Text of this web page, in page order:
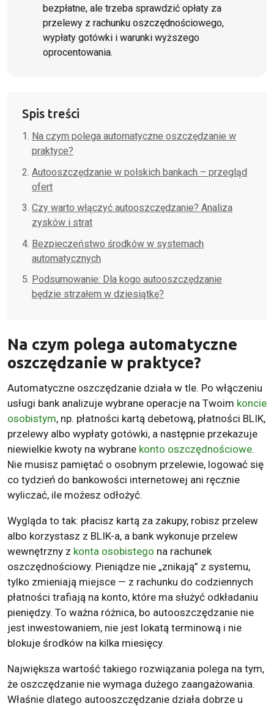
bezpłatne, ale trzeba sprawdzić opłaty za
przelewy z rachunku oszczędnościowego,
wypłaty gotówki i warunki wyższego
oprocentowania.
Spis treści
Na czym polega automatyczne oszczędzanie w
praktyce?
Autooszczędzanie w polskich bankach – przegląd
ofert
Czy warto włączyć autooszczędzanie? Analiza
zysków i strat
Bezpieczeństwo środków w systemach
automatycznych
Podsumowanie: Dla kogo autooszczędzanie
będzie strzałem w dziesiątkę?
Na czym polega automatyczne
oszczędzanie w praktyce?
Automatyczne oszczędzanie działa w tle. Po włączeniu
usługi bank analizuje wybrane operacje na Twoim koncie
osobistym, np. płatności kartą debetową, płatności BLIK,
przelewy albo wypłaty gotówki, a następnie przekazuje
niewielkie kwoty na wybrane konto oszczędnościowe.
Nie musisz pamiętać o osobnym przelewie, logować się
co tydzień do bankowości internetowej ani ręcznie
wyliczać, ile możesz odłożyć.
Wygląda to tak: płacisz kartą za zakupy, robisz przelew
albo korzystasz z BLIK-a, a bank wykonuje przelew
wewnętrzny z konta osobistego na rachunek
oszczędnościowy. Pieniądze nie „znikają” z systemu,
tylko zmieniają miejsce — z rachunku do codziennych
płatności trafiają na konto, które ma służyć odkładaniu
pieniędzy. To ważna różnica, bo autooszczędzanie nie
jest inwestowaniem, nie jest lokatą terminową i nie
blokuje środków na kilka miesięcy.
Największa wartość takiego rozwiązania polega na tym,
że oszczędzanie nie wymaga dużego zaangażowania.
Właśnie dlatego autooszczędzanie działa dobrze u